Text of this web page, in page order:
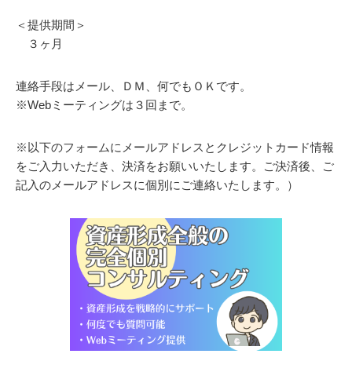
＜提供期間＞
３ヶ月
連絡手段はメール、ＤＭ、何でもＯＫです。
※Webミーティングは３回まで。
※以下のフォームにメールアドレスとクレジットカード情報
をご入力いただき、決済をお願いいたします。ご決済後、ご
記入のメールアドレスに個別にご連絡いたします。）